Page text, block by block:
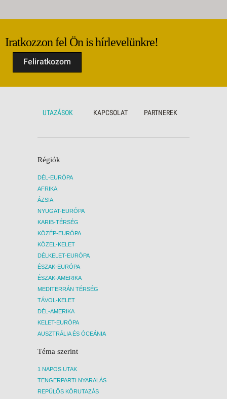
Iratkozzon fel Ön is hírlevelünkre!
Feliratkozom
UTAZÁSOK KAPCSOLAT PARTNEREK
Régiók
DÉL-EURÓPA
AFRIKA
ÁZSIA
NYUGAT-EURÓPA
KARIB-TÉRSÉG
KÖZÉP-EURÓPA
KÖZEL-KELET
DÉLKELET-EURÓPA
ÉSZAK-EURÓPA
ÉSZAK-AMERIKA
MEDITERRÁN TÉRSÉG
TÁVOL-KELET
DÉL-AMERIKA
KELET-EURÓPA
AUSZTRÁLIA ÉS ÓCEÁNIA
Téma szerint
1 NAPOS UTAK
TENGERPARTI NYARALÁS
REPÜLŐS KÖRUTAZÁS